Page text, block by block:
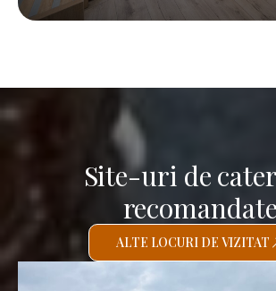
Site-uri de
recomandate
ALTE LOCURI DE VIZITAT